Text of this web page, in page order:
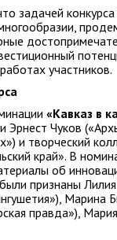
задачей
участников.
«Кавказ в
Эрнест Чуков
и творческий
край». В
об
признаны
Марина
правда»),